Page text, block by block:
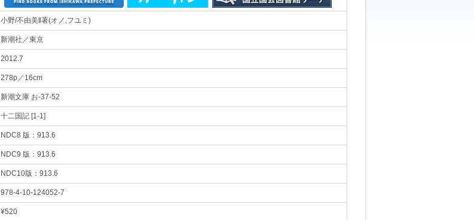
小野/不由美‖著(オノ,フユミ)
新潮社／東京
2012.7
278p／16cm
新潮文庫 お-37-52
十二国記 [1-1]
NDC8 版：913.6
NDC9 版：913.6
NDC10版：913.6
978-4-10-124052-7
¥520